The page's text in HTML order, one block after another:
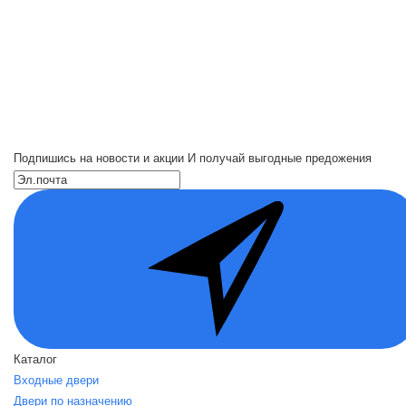
Подпишись на новости и акции И получай выгодные предожения
Каталог
Входные двери
Двери по назначению